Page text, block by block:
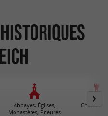
Abbayes, Églises,
Monastères, Prieurés
Châteaux